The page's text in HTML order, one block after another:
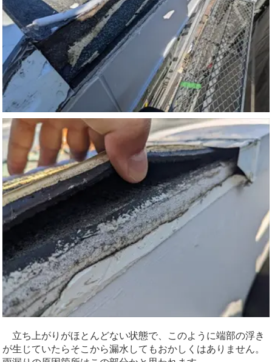
立ち上がりがほとんどない状態で、このように端部の浮き
が生じていたらそこから漏水してもおかしくはありません。